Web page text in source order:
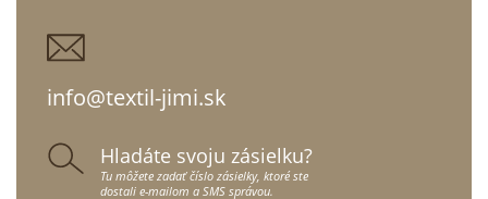
info@textil-jimi.sk
Hladáte svoju zásielku?
Tu môžete zadať číslo zásielky, ktoré ste
dostali e-mailom a SMS správou.